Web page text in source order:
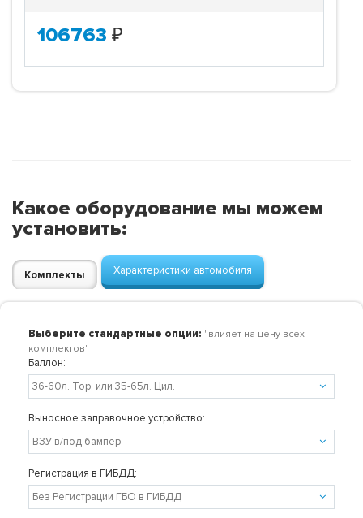
106763 ₽
Какое оборудование мы можем
установить:
Комплекты Характеристики автомобиля
Выберите стандартные опции: "влияет на цену всех
комплектов"
Баллон:
Выносное заправочное устройство:
Регистрация в ГИБДД: